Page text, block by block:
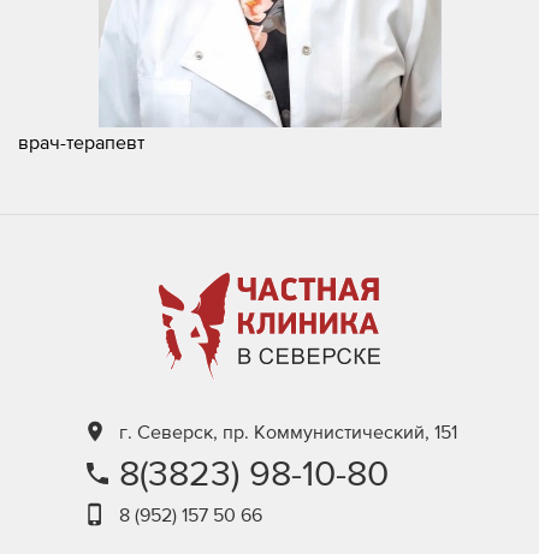
врач-терапевт
г. Северск, пр. Коммунистический, 151
8(3823) 98-10-80
8 (952) 157 50 66